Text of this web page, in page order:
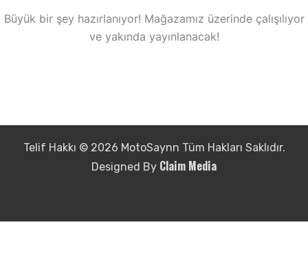
Büyük bir şey hazırlanıyor! Mağazamız üzerinde çalışılıyor
ve yakında yayınlanacak!
Telif Hakkı © 2026 MotoSaynn Tüm Hakları Saklıdır.
Designed By Claim Media